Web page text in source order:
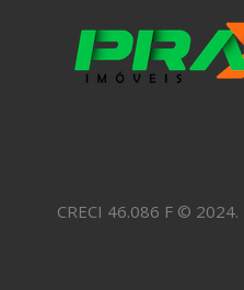
CRECI 46.086 F ©